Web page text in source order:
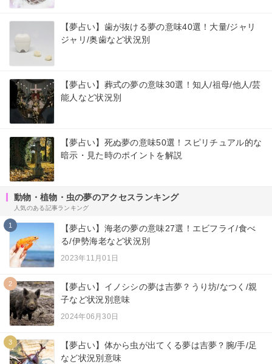
【夢占い】歯が抜ける夢の意味40選！大量/ジャリ
ジャリ/奥歯など状況別
【夢占い】葬式の夢の意味30選！知人/祖母/他人/芸
能人など状況別
【夢占い】死ぬ夢の意味50選！スピリチュアル的な
暗示・見た時のポイントを解説
動物・植物・虫の夢のアクセスランキング
人気のある記事ランキング
1
【夢占い】海老の夢の意味27選！エビフライ/食べ
る/伊勢海老など状況別
2023年11月01日
2
【夢占い】イノシシの夢は吉夢？うり坊/なつく/親
子など状況別意味
2024年06月30日
3
【夢占い】体から虫が出てくる夢は吉夢？腕/手/足
など状況別意味